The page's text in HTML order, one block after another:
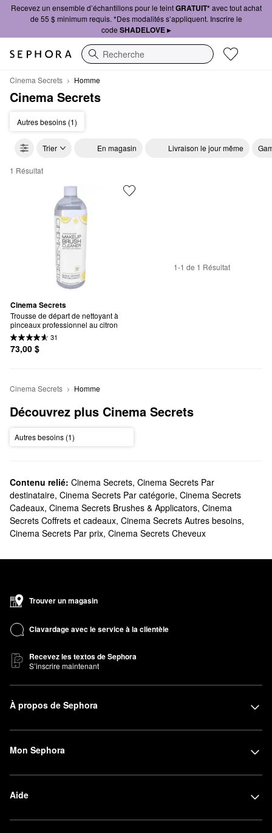
Recevez un ensemble d’échantillons pour le teintGRATUIT*avec tout achat
de 55 $ minimum requis. *Des modalités s’appliquent. Inscrire le
code SHADELOVE ▸
Recherche
Cinema Secrets Homme
Cinema Secrets
Autres besoins (1)
Trier En magasin Livraison le jour même
Cinema Secrets Homme
1 Résultat
Cinema Secrets
Trousse de départ de nettoyant à
pinceaux professionnel au citron
31
73,00 $
1-1 de 1 Résultat
Cinema Secrets Homme
Découvrez plus Cinema Secrets
Autres besoins (1)
Contenu relié: Cinema Secrets, Cinema Secrets Par
destinataire, Cinema Secrets Par catégorie, Cinema Secrets
Cadeaux, Cinema Secrets Brushes & Applicators, Cinema
Secrets Coffrets et cadeaux, Cinema Secrets Autres besoins,
Cinema Secrets Par prix, Cinema Secrets Cheveux
Trouver un magasin
Clavardage avec le service à la clientèle
Recevez les textos de Sephora
S’inscrire maintenant
À propos de Sephora
Mon Sephora
Aide